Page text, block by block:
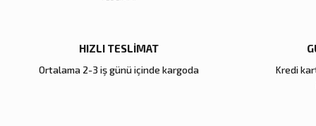
HIZLI TESLİMAT
Ortalama 2-3 iş günü içinde kargoda
Kredi